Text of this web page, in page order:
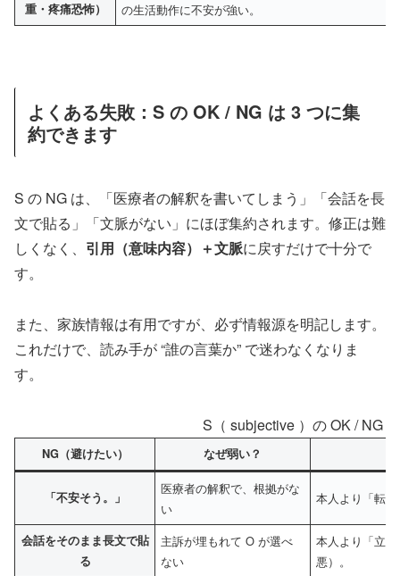
重・疼痛恐怖）
の生活動作に不安が強い。
よくある失敗：S の OK / NG は 3 つに集
約できます
S の NG は、「医療者の解釈を書いてしまう」「会話を長
文で貼る」「文脈がない」にほぼ集約されます。修正は難
しくなく、 引用（意味内容）＋文脈に戻すだけで十分で
す。
また、家族情報は有用ですが、必ず情報源を明記します。
これだけで、読み手が “誰の言葉か” で迷わなくなりま
す。
S（ subjective ）の OK / NG
NG（避けたい） なぜ弱い？
「不安そう。」
医療者の解釈で、根拠がな
い
本人より「転
会話をそのまま長文で貼
る
主訴が埋もれて O が選べ
ない
本人より「立
悪）。